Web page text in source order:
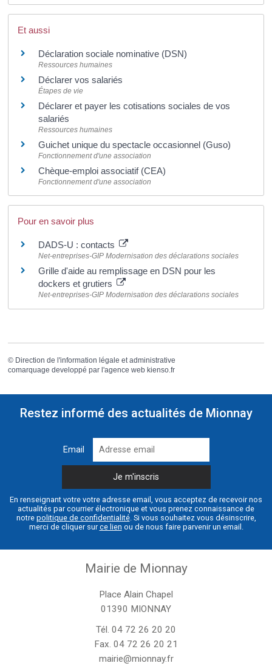
Et aussi
Déclaration sociale nominative (DSN)
Ressources humaines
Déclarer vos salariés
Étapes de vie
Déclarer et payer les cotisations sociales de vos
salariés
Ressources humaines
Guichet unique du spectacle occasionnel (Guso)
Fonctionnement d'une association
Chèque-emploi associatif (CEA)
Fonctionnement d'une association
Pour en savoir plus
DADS-U : contacts
Net-entreprises-GIP Modernisation des déclarations sociales
Grille d'aide au remplissage en DSN pour les
dockers et grutiers
Net-entreprises-GIP Modernisation des déclarations sociales
© Direction de l'information légale et administrative
comarquage developpé par l'agence web kienso.fr
Restez informé des actualités de Mionnay
Email
En renseignant votre votre adresse email, vous acceptez de recevoir nos
actualités par courrier électronique et vous prenez connaissance de
notre politique de confidentialité. Si vous souhaitez vous désinscrire,
merci de cliquer surce lien ou de nous faire parvenir un email.
Mairie de Mionnay
Place Alain Chapel
01390 MIONNAY
Tél. 04 72 26 20 20
Fax. 04 72 26 20 21
mairie@mionnay.fr